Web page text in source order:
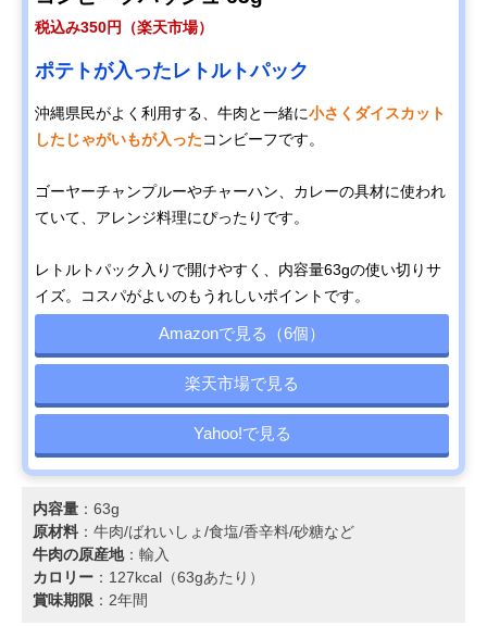
税込み350円（楽天市場）
ポテトが入ったレトルトパック
沖縄県民がよく利用する、牛肉と一緒に小さくダイスカット
したじゃがいもが入ったコンビーフです。
ゴーヤーチャンプルーやチャーハン、カレーの具材に使われ
ていて、アレンジ料理にぴったりです。
レトルトパック入りで開けやすく、内容量63gの使い切りサ
イズ。コスパがよいのもうれしいポイントです。
Amazonで見る（6個）
楽天市場で見る
Yahoo!で見る
内容量 ：63g
原材料 ：牛肉/ばれいしょ/食塩/香辛料/砂糖など
牛肉の原産地：輸入
カロリー ：127kcal（63gあたり）
賞味期限 ：2年間